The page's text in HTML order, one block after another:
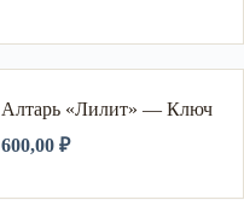
Алтарь «Лилит» — Ключ
600,00 ₽